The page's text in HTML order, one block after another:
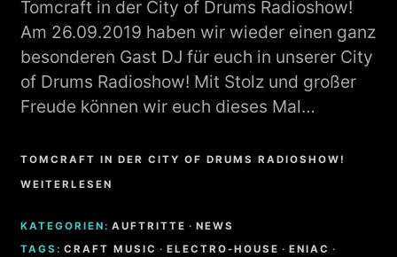
Tomcraft in der City of Drums Radioshow!
Am 26.09.2019 haben wir wieder einen ganz
besonderen Gast DJ für euch in unserer City
of Drums Radioshow! Mit Stolz und großer
Freude können wir euch dieses Mal…
TOMCRAFT IN DER CITY OF DRUMS RADIOSHOW!
WEITERLESEN
KATEGORIEN: AUFTRITTE · NEWS
TAGS: CRAFT MUSIC · ELECTRO-HOUSE · ENIAC ·